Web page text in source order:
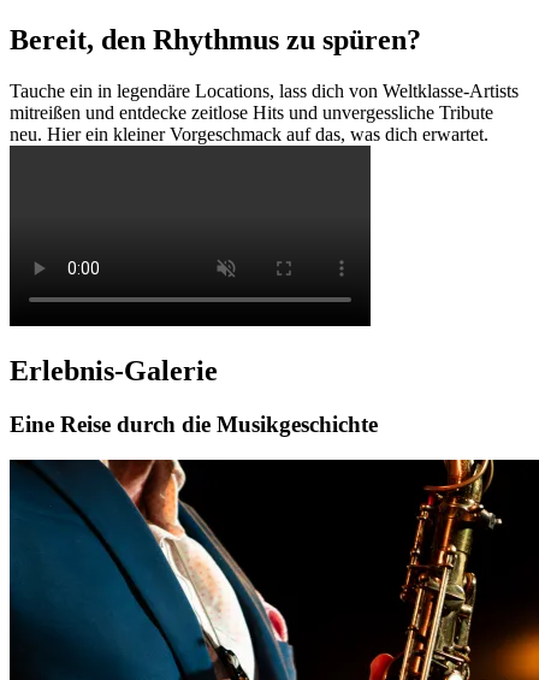
Bereit, den Rhythmus zu spüren?
Tauche ein in legendäre Locations, lass dich von Weltklasse-Artists
mitreißen und entdecke zeitlose Hits und unvergessliche Tribute
neu. Hier ein kleiner Vorgeschmack auf das, was dich erwartet.
Erlebnis-Galerie
Eine Reise durch die Musikgeschichte